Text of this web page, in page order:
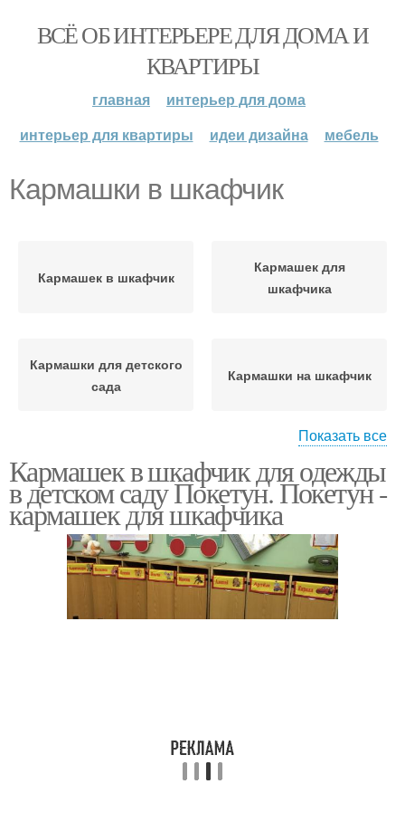
ВСЁ ОБ ИНТЕРЬЕРЕ ДЛЯ ДОМА И
КВАРТИРЫ
главная
интерьер для дома
интерьер для квартиры
идеи дизайна мебель
Кармашки в шкафчик
Кармашек в шкафчик
Кармашек для
шкафчика
Кармашки для детского
сада
Кармашки на шкафчик
Карман для шкафчика
сад
Кармашки в садик
Кармашки для
шкафчика
Кармашки для детского
Показать все
Кармашек в шкафчик для одежды
в детском саду Покетун. Покетун -
кармашек для шкафчика